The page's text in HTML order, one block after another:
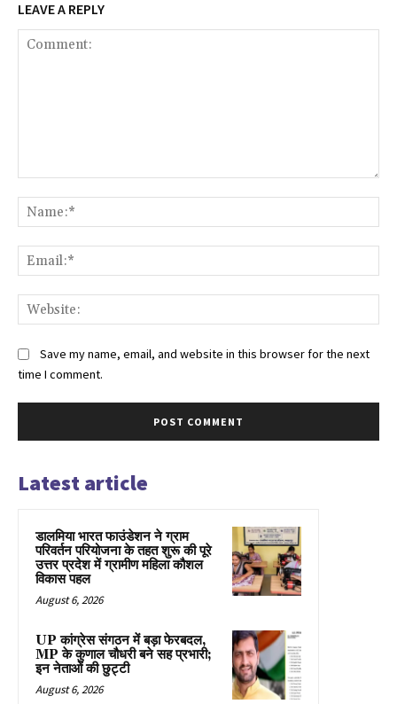
LEAVE A REPLY
Save my name, email, and website in this browser for the next
time I comment.
Latest article
डालमिया भारत फाउंडेशन ने ग्राम
परिवर्तन परियोजना के तहत शुरू की पूरे
उत्तर प्रदेश में ग्रामीण महिला कौशल
विकास पहल
August 6, 2026
UP कांग्रेस संगठन में बड़ा फेरबदल,
MP के कुणाल चौधरी बने सह प्रभारी;
इन नेताओं की छुट्टी
August 6, 2026